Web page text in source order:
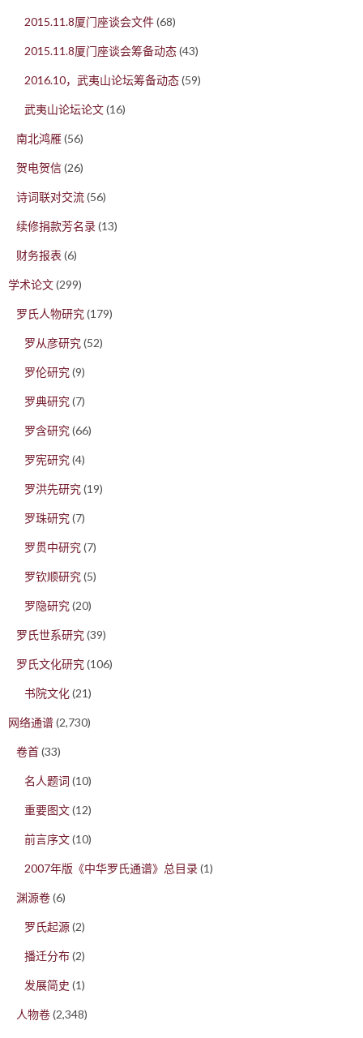
2015.11.8厦门座谈会文件(68)
2015.11.8厦门座谈会筹备动态(43)
2016.10，武夷山论坛筹备动态(59)
武夷山论坛论文(16)
南北鸿雁(56)
贺电贺信(26)
诗词联对交流(56)
续修捐款芳名录(13)
财务报表 (6)
学术论文(299)
罗氏人物研究(179)
罗从彦研究(52)
罗伦研究(9)
罗典研究(7)
罗含研究(66)
罗宪研究(4)
罗洪先研究(19)
罗珠研究(7)
罗贯中研究(7)
罗钦顺研究(5)
罗隐研究(20)
罗氏世系研究(39)
罗氏文化研究(106)
书院文化(21)
网络通谱(2,730)
卷首(33)
名人题词 (10)
重要图文(12)
前言序文(10)
2007年版《中华罗氏通谱》总目录(1)
渊源卷(6)
罗氏起源(2)
播迁分布(2)
发展简史 (1)
人物卷(2,348)